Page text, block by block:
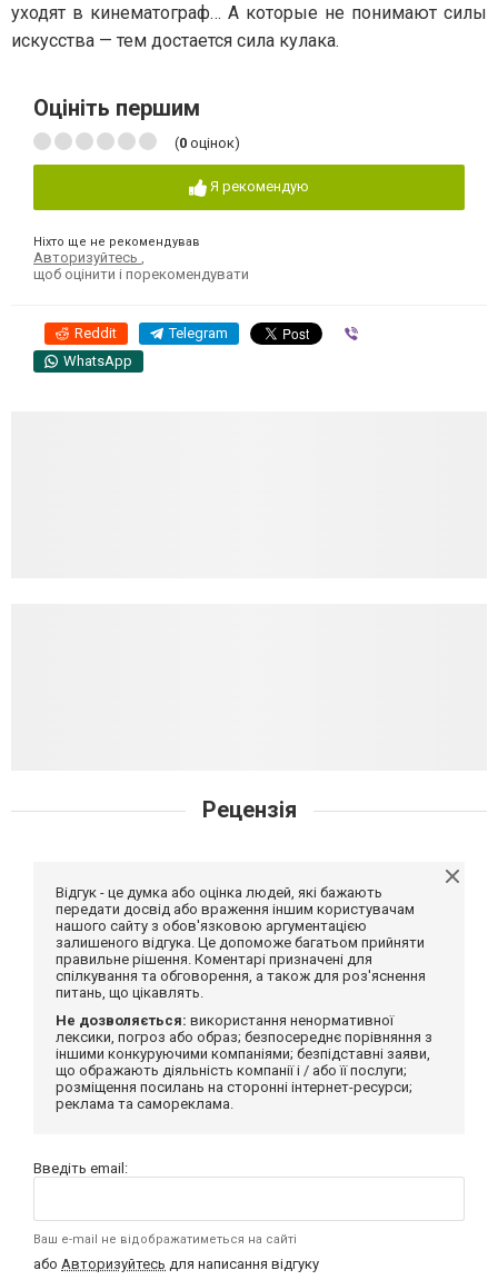
уходят в кинематограф… А которые не понимают силы
искусства — тем достается сила кулака.
Оцініть першим
(0 оцінок)
Я рекомендую
Ніхто ще не рекомендував
Авторизуйтесь
щоб оцінити і порекомендувати
Reddit Telegram
WhatsApp
Рецензія
Відгук - це думка або оцінка людей, які бажають
передати досвід або враження іншим користувачам
нашого сайту з обов'язковою аргументацією
залишеного відгука. Це допоможе багатьом прийняти
правильне рішення. Коментарі призначені для
спілкування та обговорення, а також для роз'яснення
питань, що цікавлять.
Не дозволяється: використання ненормативної
лексики, погроз або образ; безпосереднє порівняння з
іншими конкуруючими компаніями; безпідставні заяви,
що ображають діяльність компанії і / або її послуги;
розміщення посилань на сторонні інтернет-ресурси;
реклама та самореклама.
Введіть email:
Ваш e-mail не відображатиметься на сайті
або Авторизуйтесь для написання відгуку